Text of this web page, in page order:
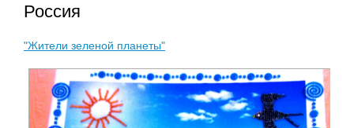
Россия
"Жители зеленой планеты"